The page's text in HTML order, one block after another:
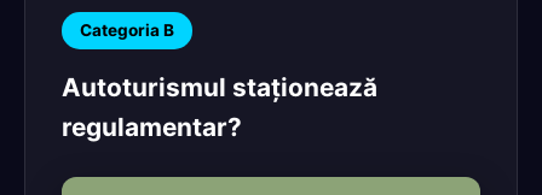
Categoria B
Autoturismul staţionează
regulamentar?